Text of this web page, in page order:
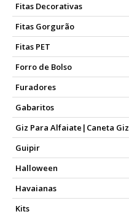
Fitas Decorativas
Fitas Gorgurão
Fitas PET
Forro de Bolso
Furadores
Gabaritos
Giz Para Alfaiate|Caneta Giz
Guipir
Halloween
Havaianas
Kits